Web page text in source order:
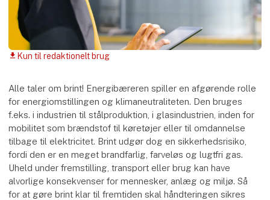
download Kun til redaktionelt brug
Alle taler om brint! Energibæreren spiller en afgørende rolle
for energiomstillingen og klimaneutraliteten. Den bruges
f.eks. i industrien til stålproduktion, i glasindustrien, inden for
mobilitet som brændstof til køretøjer eller til omdannelse
tilbage til elektricitet. Brint udgør dog en sikkerhedsrisiko,
fordi den er en meget brandfarlig, farveløs og lugtfri gas.
Uheld under fremstilling, transport eller brug kan have
alvorlige konsekvenser for mennesker, anlæg og miljø. Så
for at gøre brint klar til fremtiden skal håndteringen sikres